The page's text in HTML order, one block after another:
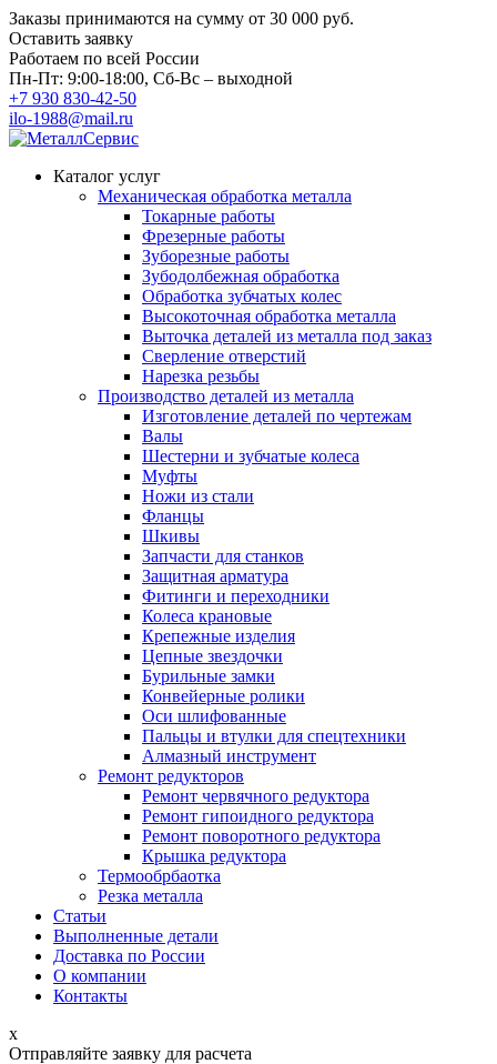
Заказы принимаются на сумму от 30 000 руб.
Оставить заявку
Работаем по всей России
Пн-Пт: 9:00-18:00, Сб-Вс – выходной
+7 930 830-42-50
ilo-1988@mail.ru
Каталог услуг
Механическая обработка металла
Токарные работы
Фрезерные работы
Зуборезные работы
Зубодолбежная обработка
Обработка зубчатых колес
Высокоточная обработка металла
Выточка деталей из металла под заказ
Сверление отверстий
Нарезка резьбы
Производство деталей из металла
Изготовление деталей по чертежам
Валы
Шестерни и зубчатые колеса
Муфты
Ножи из стали
Фланцы
Шкивы
Запчасти для станков
Защитная арматура
Фитинги и переходники
Колеса крановые
Крепежные изделия
Цепные звездочки
Бурильные замки
Конвейерные ролики
Оси шлифованные
Пальцы и втулки для спецтехники
Алмазный инструмент
Ремонт редукторов
Ремонт червячного редуктора
Ремонт гипоидного редуктора
Ремонт поворотного редуктора
Крышка редуктора
Термообрбаотка
Резка металла
Статьи
Выполненные детали
Доставка по России
О компании
Контакты
x
Отправляйте заявку для расчета